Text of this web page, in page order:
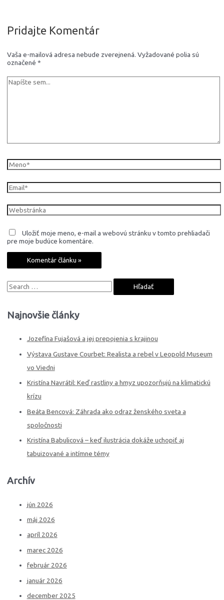
Pridajte Komentár
Vaša e-mailová adresa nebude zverejnená. Vyžadované polia sú
označené *
Uložiť moje meno, e-mail a webovú stránku v tomto prehliadači
pre moje budúce komentáre.
Najnovšie články
Jozefína Fujašová a jej prepojenia s krajinou
Výstava Gustave Courbet: Realista a rebel v Leopold Museum
vo Viedni
Kristína Navrátil: Keď rastliny a hmyz upozorňujú na klimatickú
krízu
Beáta Bencová: Záhrada ako odraz ženského sveta a
spoločnosti
Kristína Babulicová – keď ilustrácia dokáže uchopiť aj
tabuizované a intímne témy
Archív
jún 2026
máj 2026
apríl 2026
marec 2026
február 2026
január 2026
december 2025